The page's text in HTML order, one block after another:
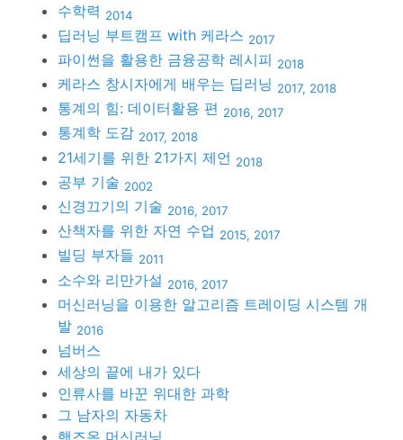
수학력 2014
딥러닝 부트캠프 with 케라스 2017
파이썬을 활용한 금융공학 레시피 2018
케라스 창시자에게 배우는 딥러닝 2017, 2018
통계의 힘: 데이터활용 편 2016, 2017
통계학 도감 2017, 2018
21세기를 위한 21가지 제언 2018
공부 기술 2002
신경끄기의 기술 2016, 2017
산책자를 위한 자연 수업 2015, 2017
빌딩 부자들 2011
소수와 리만가설 2016, 2017
머신러닝을 이용한 알고리즘 트레이딩 시스템 개
발 2016
넘버스
세상의 끝에 내가 있다
인류사를 바꾼 위대한 과학
그 남자의 자동차
핸즈온 머신러닝